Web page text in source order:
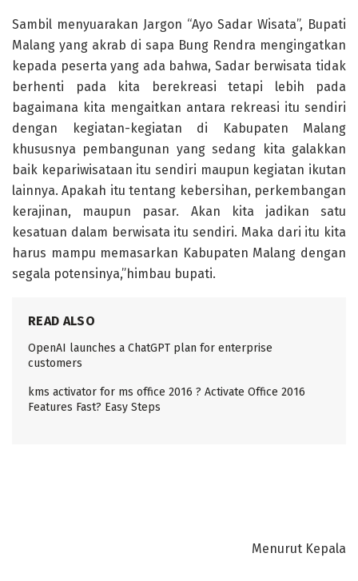
Sambil menyuarakan Jargon “Ayo Sadar Wisata”, Bupati
Malang yang akrab di sapa Bung Rendra mengingatkan
kepada peserta yang ada bahwa, Sadar berwisata tidak
berhenti pada kita berekreasi tetapi lebih pada
bagaimana kita mengaitkan antara rekreasi itu sendiri
dengan kegiatan-kegiatan di Kabupaten Malang
khususnya pembangunan yang sedang kita galakkan
baik kepariwisataan itu sendiri maupun kegiatan ikutan
lainnya. Apakah itu tentang kebersihan, perkembangan
kerajinan, maupun pasar. Akan kita jadikan satu
kesatuan dalam berwisata itu sendiri. Maka dari itu kita
harus mampu memasarkan Kabupaten Malang dengan
segala potensinya,”himbau bupati.
READ ALSO
OpenAI launches a ChatGPT plan for enterprise
customers
kms activator for ms office 2016 ? Activate Office 2016
Features Fast? Easy Steps
Menurut Kepala